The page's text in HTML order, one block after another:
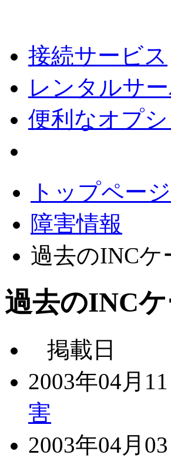
接続サービス
レンタルサ
便利なオプ
トップページ
障害情報
過去のINC
過去のINC
掲載日
2003年04月11
害
2003年04月03